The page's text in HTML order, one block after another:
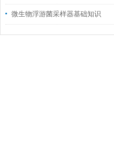
微生物浮游菌采样器基础知识